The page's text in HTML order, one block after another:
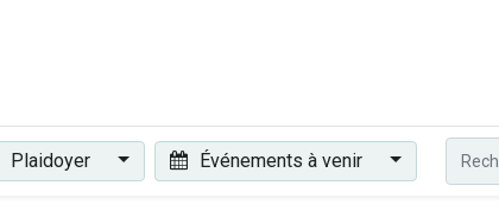
Les ateliers du
Plaidoyer Événements à venir